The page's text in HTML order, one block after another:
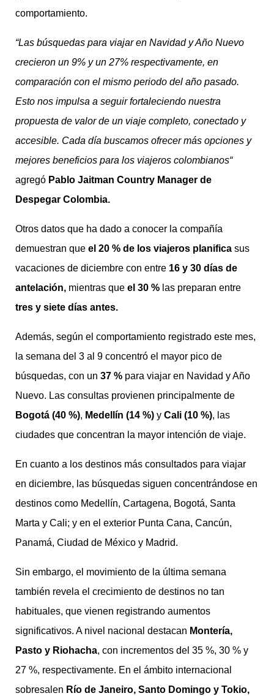
comportamiento.
“Las búsquedas para viajar en Navidad y Año Nuevo
crecieron un 9% y un 27% respectivamente, en
comparación con el mismo periodo del año pasado.
Esto nos impulsa a seguir fortaleciendo nuestra
propuesta de valor de un viaje completo, conectado y
accesible. Cada día buscamos ofrecer más opciones y
mejores beneficios para los viajeros colombianos“
agregó Pablo Jaitman Country Manager de
Despegar Colombia.
Otros datos que ha dado a conocer la compañía
demuestran que el 20 % de los viajeros planifica sus
vacaciones de diciembre con entre 16 y 30 días de
antelación, mientras que el 30 % las preparan entre
tres y siete días antes.
Además, según el comportamiento registrado este mes,
la semana del 3 al 9 concentró el mayor pico de
búsquedas, con un 37 % para viajar en Navidad y Año
Nuevo. Las consultas provienen principalmente de
Bogotá (40 %), Medellín (14 %) y Cali (10 %), las
ciudades que concentran la mayor intención de viaje.
En cuanto a los destinos más consultados para viajar
en diciembre, las búsquedas siguen concentrándose en
destinos como Medellín, Cartagena, Bogotá, Santa
Marta y Cali; y en el exterior Punta Cana, Cancún,
Panamá, Ciudad de México y Madrid.
Sin embargo, el movimiento de la última semana
también revela el crecimiento de destinos no tan
habituales, que vienen registrando aumentos
significativos. A nivel nacional destacan Montería,
Pasto y Riohacha, con incrementos del 35 %, 30 % y
27 %, respectivamente. En el ámbito internacional
sobresalen Río de Janeiro, Santo Domingo y Tokio,